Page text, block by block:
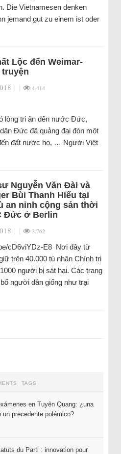
Die Vietnamesen denken
jemand gut zu einem ist oder
Lộc đến Weimar-
truyện
| | 4.414
lòng tri ân đến nước Đức,
Đức đã quảng đại đón một
đất nước họ, … Người Việt
Nguyễn Văn Đài và
Bùi Thanh Hiếu tại
an ninh cộng sản thời
Đức ở Berlin
| | 3.762
cD6viYDz-E8 Nơi đây từ
trên 40.000 tù nhân Chính trị
người bị sát hại. Các trang
người dân giống như trại
TAGS
en Tuyên Quang: ¿una
un precedente polémico?
du Parti : innovation pour